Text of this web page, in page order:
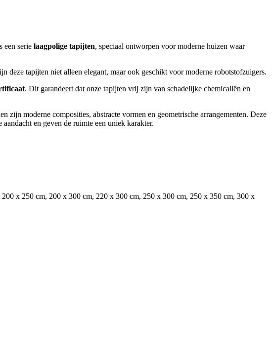
een serie laagpolige tapijten, speciaal ontworpen voor moderne huizen waar
deze tapijten niet alleen elegant, maar ook geschikt voor moderne robotstofzuigers.
. Dit garandeert dat onze tapijten vrij zijn van schadelijke chemicaliën en
moderne composities, abstracte vormen en geometrische arrangementen. Deze
en geven de ruimte een uniek karakter.
x 250 cm, 200 x 300 cm, 220 x 300 cm, 250 x 300 cm, 250 x 350 cm, 300 x